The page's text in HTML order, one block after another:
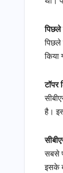
पिछले
पिछले
किया
टॉपर
है।
सबसे
इसके